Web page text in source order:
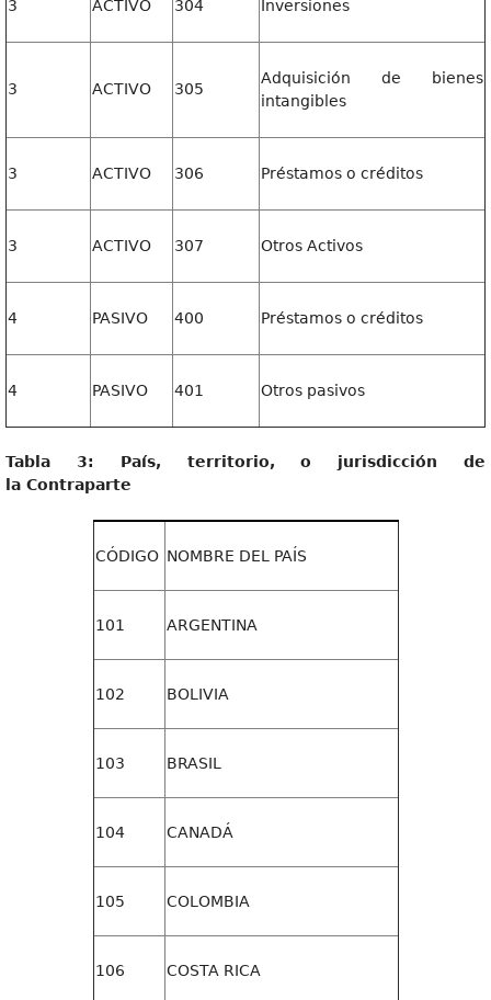
3 ACTIVO 304 Inversiones
3 ACTIVO 305
Adquisición de bienes
intangibles
3 ACTIVO 306 Préstamos o créditos
3 ACTIVO 307 Otros Activos
4 PASIVO 400 Préstamos o créditos
4 PASIVO 401 Otros pasivos
Tabla 3: País, territorio, o jurisdicción de
la Contraparte
CÓDIGO NOMBRE DEL PAÍS
101 ARGENTINA
102 BOLIVIA
103 BRASIL
104 CANADÁ
105 COLOMBIA
106 COSTA RICA